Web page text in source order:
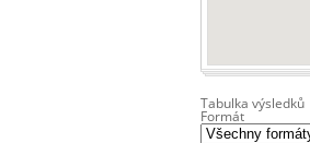
Tabulka výsledků
Formát